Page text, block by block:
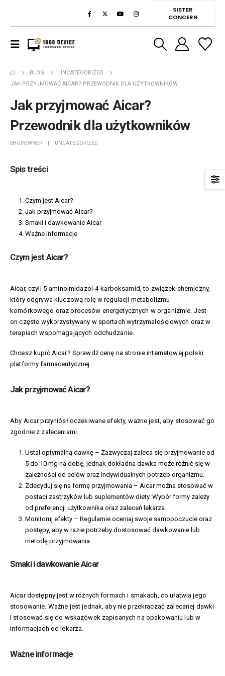
SISTER
CONCERN
BLOG
UNCATEGORIZED
JAK PRZYJMOWAĆ AICAR? PRZEWODNIK DLA UŻYTKOWNIKÓW
Jak przyjmować Aicar?
Przewodnik dla użytkowników
SHOPOWNER UNCATEGORIZED
Spis treści
Czym jest Aicar?
Jak przyjmować Aicar?
Smaki i dawkowanie Aicar
Ważne informacje
Czym jest Aicar?
Aicar, czyli 5-aminoimidazol-4-karboksamid, to związek chemiczny,
który odgrywa kluczową rolę w regulacji metabolizmu
komórkowego oraz procesów energetycznych w organizmie. Jest
on często wykorzystywany w sportach wytrzymałościowych oraz w
terapiach wspomagających odchudzanie.
Chcesz kupić Aicar? Sprawdź cenę na stronie internetowej polski
platformy farmaceutycznej.
Jak przyjmować Aicar?
Aby Aicar przyniósł oczekiwane efekty, ważne jest, aby stosować go
zgodnie z zaleceniami.
Ustal optymalną dawkę – Zazwyczaj zaleca się przyjmowanie od
5 do 10 mg na dobę, jednak dokładna dawka może różnić się w
zależności od celów oraz indywidualnych potrzeb organizmu.
Zdecyduj się na formę przyjmowania – Aicar można stosować w
postaci zastrzyków lub suplementów diety. Wybór formy zależy
od preferencji użytkownika oraz zaleceń lekarza.
Monitoruj efekty – Regularnie oceniaj swoje samopoczucie oraz
postępy, aby w razie potrzeby dostosować dawkowanie lub
metodę przyjmowania.
Smaki i dawkowanie Aicar
Aicar dostępny jest w różnych formach i smakach, co ułatwia jego
stosowanie. Ważne jest jednak, aby nie przekraczać zalecanej dawki
i stosować się do wskazówek zapisanych na opakowaniu lub w
informacjach od lekarza.
Ważne informacje